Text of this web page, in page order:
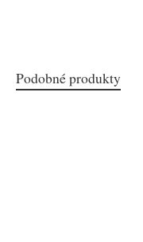
Podobné produkty